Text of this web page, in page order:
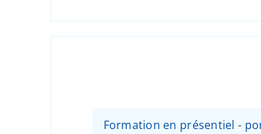
Formation en présentiel -